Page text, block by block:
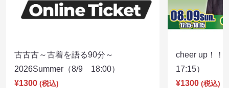
古古古～古着を語る90分～
2026Summer（8/9 18:00）
¥1300 (税込)
cheer up！
17:15）
¥1300 (税込)